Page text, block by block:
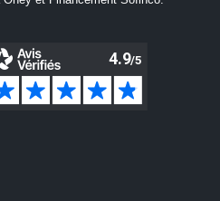
vos préférences pour contrôler la